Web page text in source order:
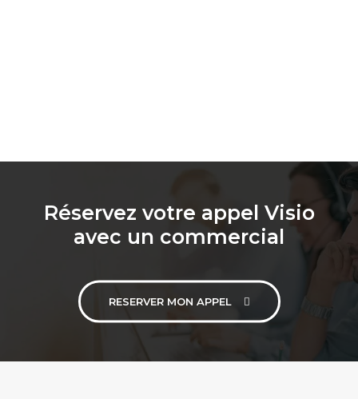
Réservez votre appel Visio
avec un commercial
RESERVER MON APPEL